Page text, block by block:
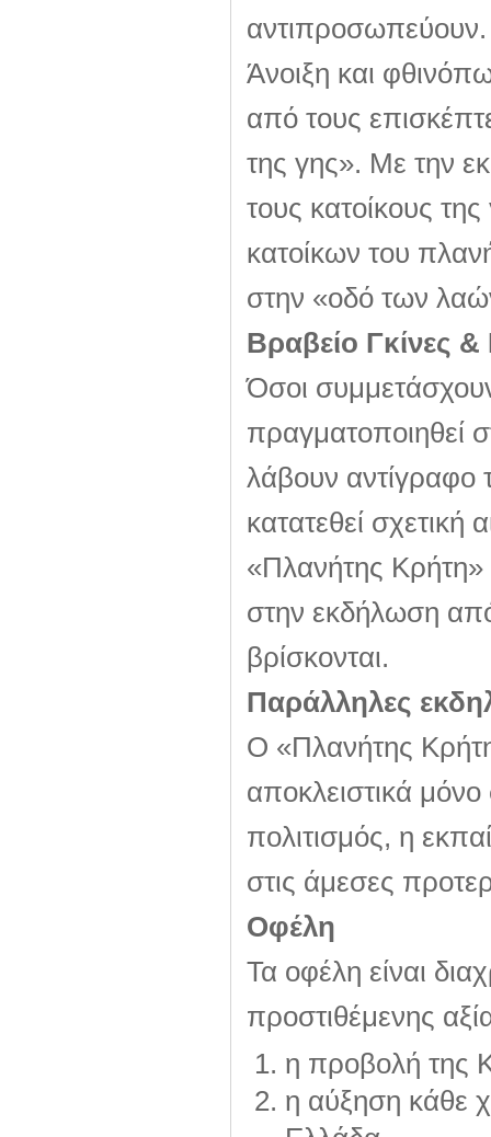
αντιπροσωπεύουν.
Άνοιξη και
από τους
της γης». Με την
τους κατοίκους της
κατοίκων του
στην «οδό των
Βραβείο Γκίνες
Όσοι
πραγματοποιηθεί
λάβουν αντίγραφο
κατατεθεί σχετική
«Πλανήτης
στην εκδήλωση
βρίσκονται.
Παράλληλες
Ο «Πλανήτης
αποκλειστικά
πολιτισμός, η
στις άμεσες
Οφέλη
Τα οφέλη είναι
προστιθέμενης
η προβολή της
η αύξηση κάθε